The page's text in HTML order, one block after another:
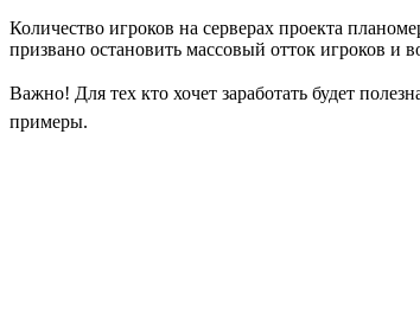
Количество игроков на серверах проекта
призвано остановить массовый отток игроков и
Важно! Для тех кто хочет заработать будет
примеры.